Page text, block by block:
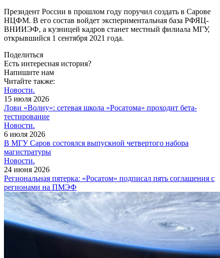
Президент России в прошлом году поручил создать в Сарове
НЦФМ. В его состав войдет экспериментальная база РФЯЦ-
ВНИИЭФ, а кузницей кадров станет местный филиала МГУ,
открывшийся 1 сентября 2021 года.
Поделиться
Есть интересная история?
Напишите нам
Читайте также:
Новости.
15 июля 2026
Лови «Волну»: сетевая школа «Росатома» проходит бета-
тестирование
Новости.
6 июля 2026
В МГУ Саров состоялся выпускной четвертого набора
магистратуры
Новости.
24 июня 2026
Региональная пятерка: «Росатом» подписал пять соглашения с
регионами на ПМЭФ